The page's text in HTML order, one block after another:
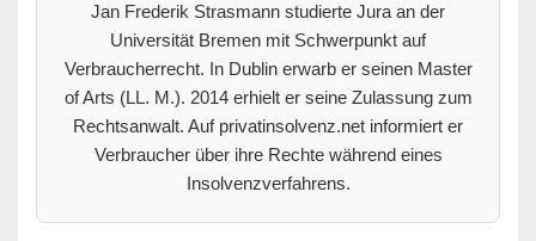
Jan Frederik Strasmann studierte Jura an der
Universität Bremen mit Schwerpunkt auf
Verbraucherrecht. In Dublin erwarb er seinen Master
of Arts (LL. M.). 2014 erhielt er seine Zulassung zum
Rechtsanwalt. Auf privatinsolvenz.net informiert er
Verbraucher über ihre Rechte während eines
Insolvenzverfahrens.